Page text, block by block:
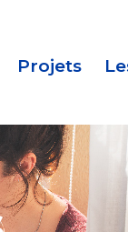
Projets